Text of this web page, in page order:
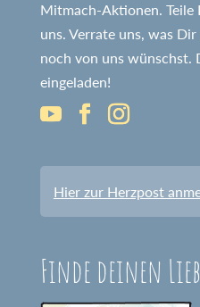
Mitmach-Aktionen. Teile
uns. Verrate uns, was
noch von uns wünschst.
eingeladen!
Hier zur Herzpost
Finde deinen